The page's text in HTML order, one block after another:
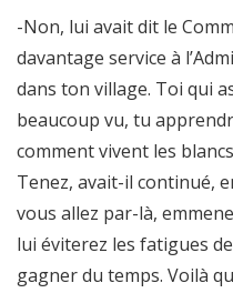
-Non, lui avait dit le
davantage service à
dans ton village. Toi qui
beaucoup vu, tu
comment vivent les
Tenez, avait-il continué,
vous allez par-là,
lui éviterez les fatigues
gagner du temps. Voilà